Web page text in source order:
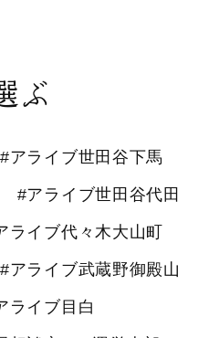
ぶ
#アライブ世田谷下馬
#アライブ世田谷代田
ライブ代々木大山町
#アライブ武蔵野御殿山
ライブ目白